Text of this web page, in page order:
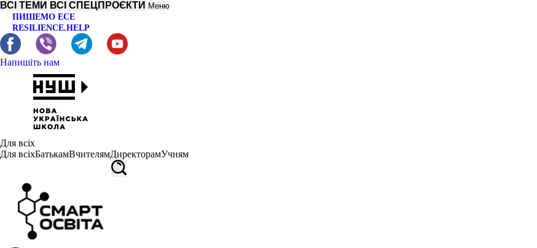
ВСІ ТЕМИ ВСІ СПЕЦПРОЄКТИ Меню
ПИШЕМО ЕСЕ
RESILIENCE.HELP
Напишіть нам
Для всіх
Для всіхБатькамВчителямДиректорамУчням